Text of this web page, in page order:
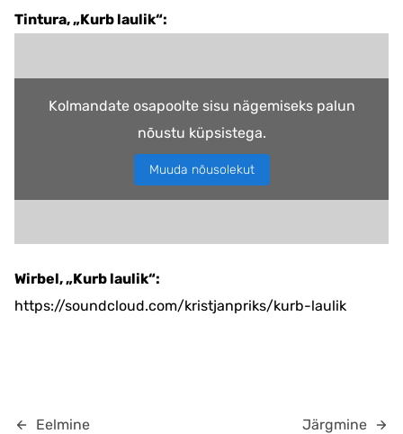
Tintura, „Kurb laulik“:
Kolmandate osapoolte sisu nägemiseks palun
nõustu küpsistega.
Muuda nõusolekut
Wirbel, „Kurb laulik“:
https://soundcloud.com/kristjanpriks/kurb-laulik
Eelmine Järgmine